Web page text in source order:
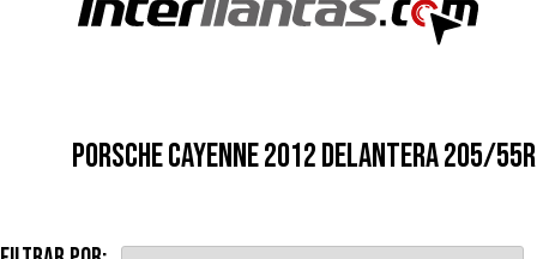
PORSCHE CAYENNE 2012 DELANTERA 205/